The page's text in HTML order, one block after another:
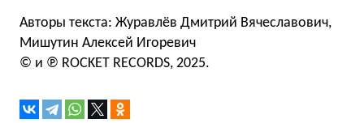
Авторы текста: Журавлёв Дмитрий Вячеславович,
Мишутин Алексей Игоревич
© и ℗ ROCKET RECORDS, 2025.